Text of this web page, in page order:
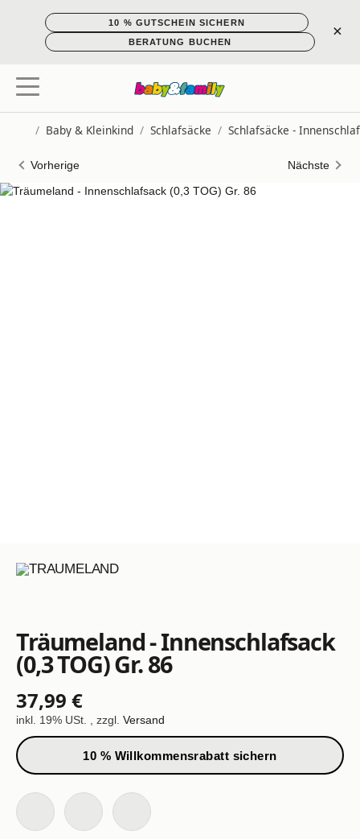
10 % GUTSCHEIN SICHERN
BERATUNG BUCHEN
×
/ Baby & Kleinkind / Schlafsäcke / Schlafsäcke -
Vorherige Nächste
Träumeland - Innenschlafsack
(0,3 TOG) Gr. 86
37,99 €
inkl. 19% USt. , zzgl. Versand
10 % Willkommensrabatt sichern